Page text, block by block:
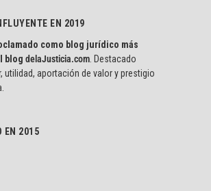
EN 2019
como blog jurídico más
blog delaJusticia.com. Destacado
utilidad, aportación de valor y prestigio
EN 2015